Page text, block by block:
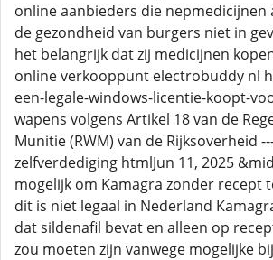
online aanbieders die nepmedicijnen
de gezondheid van burgers niet in
het belangrijk dat zij medicijnen
online verkooppunt electrobuddy nl
een-legale-windows-licentie-koopt-
wapens volgens Artikel 18 van de
Munitie (RWM) van de Rijksoverheid
zelfverdediging htmlJun 11, 2025
mogelijk om Kamagra zonder recept
dit is niet legaal in Nederland
dat sildenafil bevat en alleen op
zou moeten zijn vanwege mogelijke